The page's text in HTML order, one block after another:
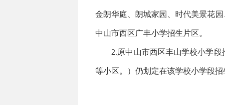
金朗华庭、朗城家园、时代美景花
中山市西区广丰小学招生片区。
2.原中山市西区丰山学校小学段
等小区。）仍划定在该学校小学段招